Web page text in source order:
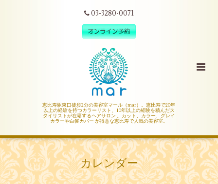
03-3280-0071
恵比寿駅東口徒歩2分の美容室マール（mar）。恵比寿で20年
以上の経験を持つカラーリスト、10年以上の経験を積んだス
タイリストが在籍するヘアサロン 。カット、カラー、グレイ
カラーや白髪カバー が得意な恵比寿で人気の美容室。
カレンダー